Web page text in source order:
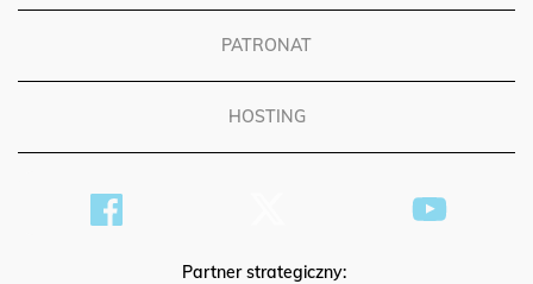
PATRONAT
HOSTING
Partner strategiczny: